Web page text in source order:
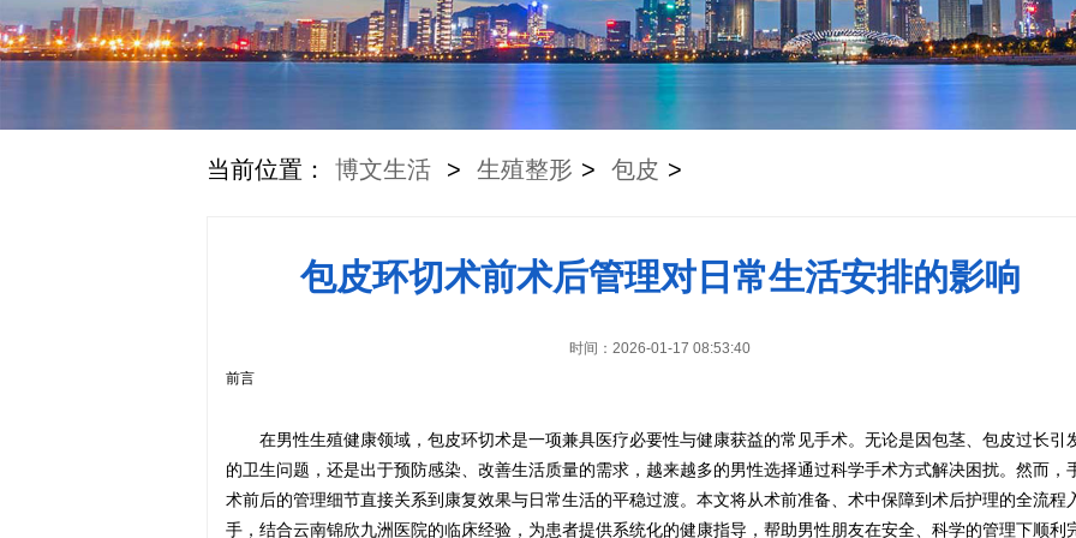
当前位置： 博文生活 > 生殖整形 > 包皮 >
包皮环切术前术后管理对日常生活安排的影响
时间：2026-01-17 08:53:40
前言
在男性生殖健康领域，包皮环切术是一项兼具医疗必要性与健康获益的常见手术。无论是因包茎、包皮过长引
的卫生问题，还是出于预防感染、改善生活质量的需求，越来越多的男性选择通过科学手术方式解决困扰。然而，
术前后的管理细节直接关系到康复效果与日常生活的平稳过渡。本文将从术前准备、术中保障到术后护理的全流程
手，结合云南锦欣九洲医院的临床经验，为患者提供系统化的健康指导，帮助男性朋友在安全、科学的管理下顺利